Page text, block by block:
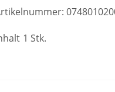
1 Stk.